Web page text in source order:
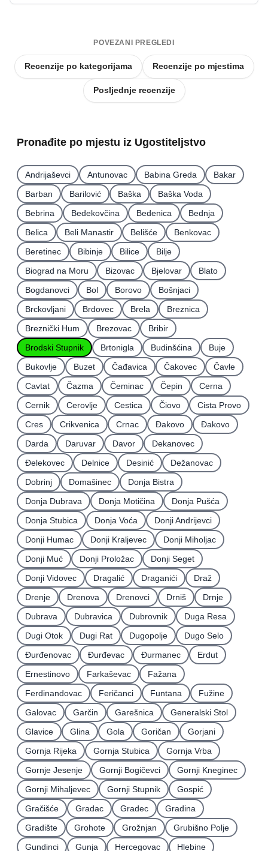
POVEZANI PREGLEDI
Recenzije po kategorijama Recenzije po mjestima
Posljednje recenzije
Pronađite po mjestu iz Ugostiteljstvo
Andrijaševci Antunovac Babina Greda
Bakar
Barban
Barilović Baška
Baška Voda
Bebrina
Bedekovčina Bedenica
Bednja
Belica
Beli Manastir Belišće
Benkovac
Beretinec
Bibinje Bilice
Bilje
Biograd na Moru
Bizovac Bjelovar
Blato
Bogdanovci
Bol Borovo
Bošnjaci
Brckovljani
Brdovec Brela
Breznica
Breznički Hum
Brezovac
Bribir
Brodski Stupnik
Brtonigla Budinšćina
Buje
Bukovlje
Buzet Čađavica Čakovec
Čavle
Cavtat
Čazma Čeminac Čepin
Cerna
Cernik
Cerovlje Cestica Čiovo
Cista Provo
Cres
Crikvenica Crnac Đakovo
Ðakovo
Darda
Daruvar Davor
Dekanovec
Ðelekovec
Delnice Desinić
Dežanovac
Dobrinj
Domašinec
Donja Bistra
Donja Dubrava
Donja Motičina
Donja Pušća
Donja Stubica
Donja Voća
Donji Andrijevci
Donji Humac
Donji Kraljevec
Donji Miholjac
Donji Muć
Donji Proložac
Donji Seget
Donji Vidovec
Dragalić Draganići
Draž
Drenje
Drenova Drenovci Drniš
Drnje
Dubrava
Dubravica Dubrovnik
Duga Resa
Dugi Otok
Dugi Rat Dugopolje
Dugo Selo
Ðurđenovac
Ðurđevac Ðurmanec
Erdut
Ernestinovo
Farkaševac
Fažana
Ferdinandovac
Feričanci Funtana
Fužine
Galovac
Garčin Garešnica
Generalski Stol
Glavice
Glina Gola Goričan
Gorjani
Gornja Rijeka
Gornja Stubica
Gornja Vrba
Gornje Jesenje
Gornji Bogičevci
Gornji Kneginec
Gornji Mihaljevec
Gornji Stupnik
Gospić
Gračišće
Gradac Gradec
Gradina
Gradište
Grohote Grožnjan
Grubišno Polje
Gundinci
Gunja Hercegovac Hlebine